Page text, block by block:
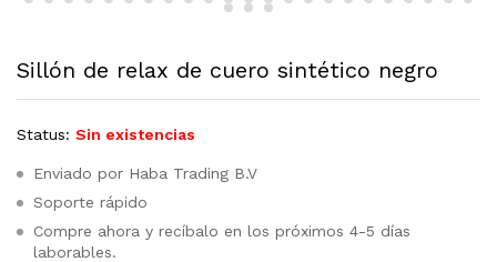
Sillón de relax de cuero sintético negro
Status: Sin existencias
Enviado por Haba Trading B.V
Soporte rápido
Compre ahora y recíbalo en los próximos 4-5 días
laborables.